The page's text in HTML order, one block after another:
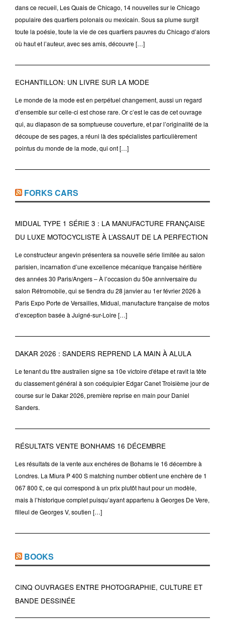
dans ce recueil, Les Quais de Chicago, 14 nouvelles sur le Chicago
populaire des quartiers polonais ou mexicain. Sous sa plume surgit
toute la poésie, toute la vie de ces quartiers pauvres du Chicago d’alors
où haut et l’auteur, avec ses amis, découvre […]
ECHANTILLON: UN LIVRE SUR LA MODE
Le monde de la mode est en perpétuel changement, aussi un regard
d’ensemble sur celle-ci est chose rare. Or c’est le cas de cet ouvrage
qui, au diapason de sa somptueuse couverture, et par l’originalité de la
découpe de ses pages, a réuni là des spécialistes particulièrement
pointus du monde de la mode, qui ont […]
FORKS CARS
MIDUAL TYPE 1 SÉRIE 3 : LA MANUFACTURE FRANÇAISE
DU LUXE MOTOCYCLISTE À L’ASSAUT DE LA PERFECTION
Le constructeur angevin présentera sa nouvelle série limitée au salon
parisien, incarnation d’une excellence mécanique française héritière
des années 30 Paris/Angers – À l’occasion du 50e anniversaire du
salon Rétromobile, qui se tiendra du 28 janvier au 1er février 2026 à
Paris Expo Porte de Versailles, Midual, manufacture française de motos
d’exception basée à Juigné-sur-Loire […]
DAKAR 2026 : SANDERS REPREND LA MAIN À ALULA
Le tenant du titre australien signe sa 10e victoire d'étape et ravit la tête
du classement général à son coéquipier Edgar Canet Troisième jour de
course sur le Dakar 2026, première reprise en main pour Daniel
Sanders.
RÉSULTATS VENTE BONHAMS 16 DÉCEMBRE
Les résultats de la vente aux enchéres de Bohams le 16 décembre à
Londres. La Miura P 400 S matching number obtient une enchère de 1
067 800 £, ce qui correspond à un prix plutôt haut pour un modèle,
mais à l’historique complet puisqu’ayant appartenu à Georges De Vere,
filleul de Georges V, soutien […]
BOOKS
CINQ OUVRAGES ENTRE PHOTOGRAPHIE, CULTURE ET
BANDE DESSINÉE